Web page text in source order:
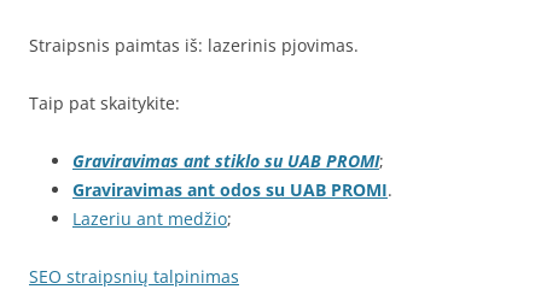
Straipsnis paimtas iš: lazerinis pjovimas.
Taip pat skaitykite:
Graviravimas ant stiklo su UAB PROMI;
Graviravimas ant odos su UAB PROMI.
Lazeriu ant medžio;
SEO straipsnių talpinimas